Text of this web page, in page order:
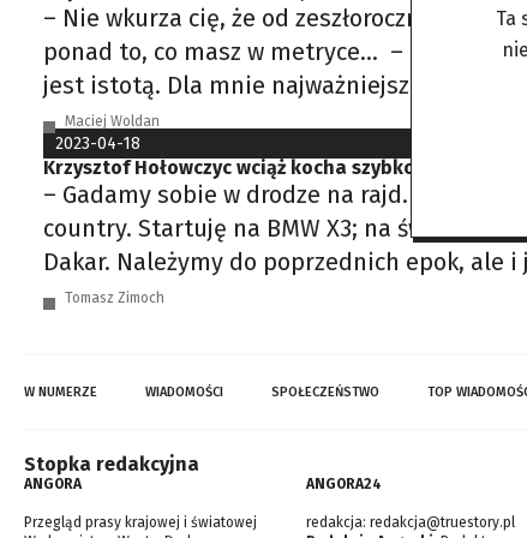
– Nie wkurza cię, że od zeszłorocznych
ponad to, co masz w metryce… – Świetnie
jest istotą. Dla mnie najważniejsze jest,
Maciej Woldan
2023-04-18
Krzysztof Hołowczyc wciąż kocha szybkość [WYWIAD
– Gadamy sobie w drodze na rajd. Ciągle
country. Startuję na BMW X3; na świecie
Dakar. Należymy do poprzednich epok, ale
Tomasz Zimoch
W NUMERZE WIADOMOŚCI SPOŁECZEŃSTWO TOP
Stopka redakcyjna
ANGORA
Przegląd prasy krajowej i światowej
ANGORA24
redakcja: redakcja@truestory.pl
Ta